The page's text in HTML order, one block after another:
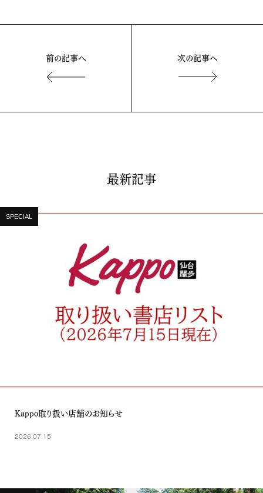
前の記事へ 次の記事へ
最新記事
SPECIAL
Kappo取り扱い店舗のお知らせ
2026.07.15